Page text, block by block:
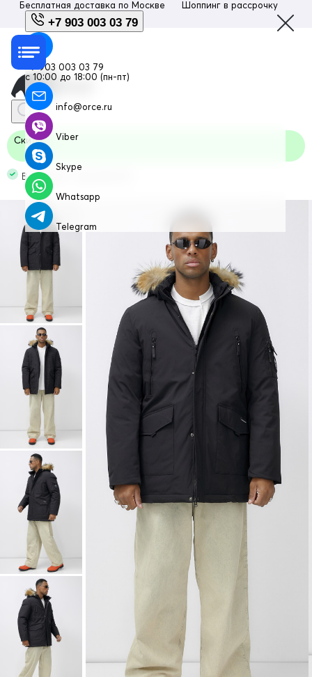
Бесплатная доставка по Москве Шоппинг в рассрочку
+7 903 003 03 79
+7 903 003 03 79
с 10:00 до 18:00 (пн-пт)
info@orce.ru
Viber
Skype
Whatsapp
Telegram
Скидка
В наличии Код: 602_1Ch